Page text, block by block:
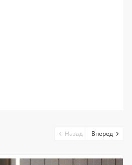
Назад Вперед